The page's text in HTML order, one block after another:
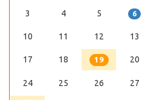
3 4 5 6
10 11 12 13
17 18 19 20
24 25 26 27